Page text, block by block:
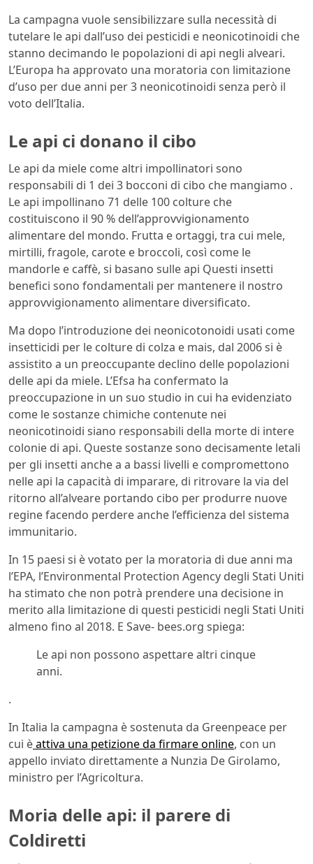
La campagna vuole sensibilizzare sulla necessità di
tutelare le api dall’uso dei pesticidi e neonicotinoidi che
stanno decimando le popolazioni di api negli alveari.
L’Europa ha approvato una moratoria con limitazione
d’uso per due anni per 3 neonicotinoidi senza però il
voto dell’Italia.
Le api ci donano il cibo
Le api da miele come altri impollinatori sono
responsabili di 1 dei 3 bocconi di cibo che mangiamo .
Le api impollinano 71 delle 100 colture che
costituiscono il 90 % dell’approvvigionamento
alimentare del mondo. Frutta e ortaggi, tra cui mele,
mirtilli, fragole, carote e broccoli, così come le
mandorle e caffè, si basano sulle api Questi insetti
benefici sono fondamentali per mantenere il nostro
approvvigionamento alimentare diversificato.
Ma dopo l’introduzione dei neonicotonoidi usati come
insetticidi per le colture di colza e mais, dal 2006 si è
assistito a un preoccupante declino delle popolazioni
delle api da miele. L’Efsa ha confermato la
preoccupazione in un suo studio in cui ha evidenziato
come le sostanze chimiche contenute nei
neonicotinoidi siano responsabili della morte di intere
colonie di api. Queste sostanze sono decisamente letali
per gli insetti anche a a bassi livelli e compromettono
nelle api la capacità di imparare, di ritrovare la via del
ritorno all’alveare portando cibo per produrre nuove
regine facendo perdere anche l’efficienza del sistema
immunitario.
In 15 paesi si è votato per la moratoria di due anni ma
l’EPA, l’Environmental Protection Agency degli Stati Uniti
ha stimato che non potrà prendere una decisione in
merito alla limitazione di questi pesticidi negli Stati Uniti
almeno fino al 2018. E Save- bees.org spiega:
Le api non possono aspettare altri cinque
anni.
.
In Italia la campagna è sostenuta da Greenpeace per
cui èattiva una petizione da firmare online, con un
appello inviato direttamente a Nunzia De Girolamo,
ministro per l’Agricoltura.
Moria delle api: il parere di
Coldiretti